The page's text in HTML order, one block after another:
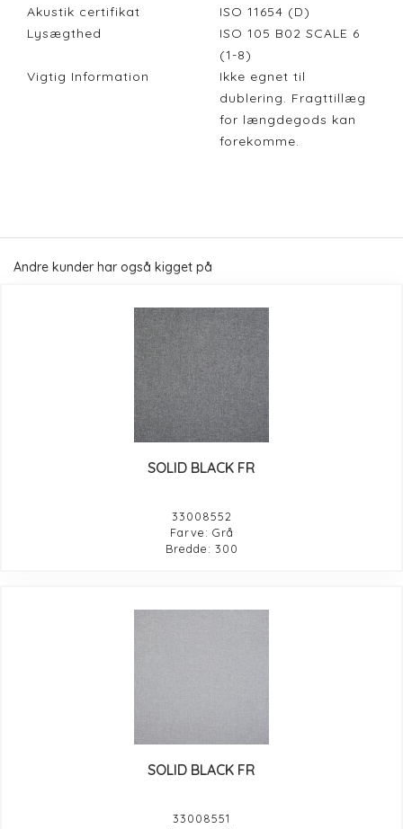
Akustik certifikat
ISO 11654 (D)
Lysægthed
ISO 105 B02 SCALE 6
(1-8)
Vigtig Information
Ikke egnet til
dublering. Fragttillæg
for længdegods kan
forekomme.
Andre kunder har også kigget på
SOLID BLACK FR
33008552
Farve: Grå
Bredde: 300
SOLID BLACK FR
33008551